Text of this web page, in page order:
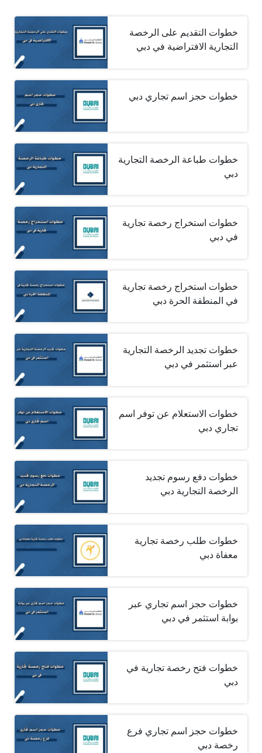
خطوات التقديم على الرخصة
التجارية الافتراضية في دبي
خطوات حجز اسم تجاري دبي
خطوات طباعة الرخصة التجارية
دبي
خطوات استخراج رخصة تجارية
في دبي
خطوات استخراج رخصة تجارية
في المنطقة الحرة دبي
خطوات تجديد الرخصة التجارية
عبر استثمر في دبي
خطوات الاستعلام عن توفر اسم
تجاري دبي
خطوات دفع رسوم تجديد
الرخصة التجارية دبي
خطوات طلب رخصة تجارية
معفاة دبي
خطوات حجز اسم تجاري عبر
بوابة استثمر في دبي
خطوات فتح رخصة تجارية في
دبي
خطوات حجز اسم تجاري فرع
رخصة دبي